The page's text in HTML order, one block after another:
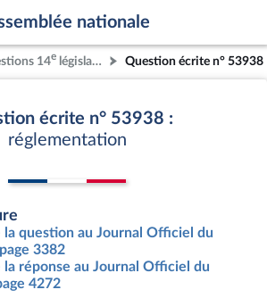
nationale
14e législature Question écrite n° 53938
écrite n° 53938 :
réglementation
la question au Journal Officiel du
3382
la réponse au Journal Officiel du
4272